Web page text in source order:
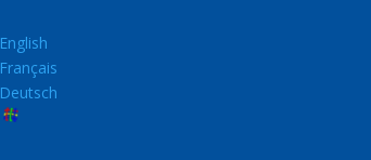
English
Français
Deutsch